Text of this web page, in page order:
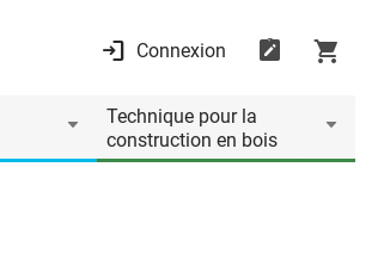
Connexion
Technique pour la
construction en bois